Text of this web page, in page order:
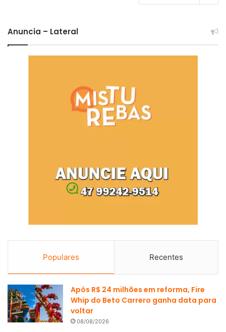
Anuncia – Lateral
Populares Recentes
Após R$ 24 milhões em reforma, Fire
Whip do Beto Carrero ganha data para
voltar
08/08/2026